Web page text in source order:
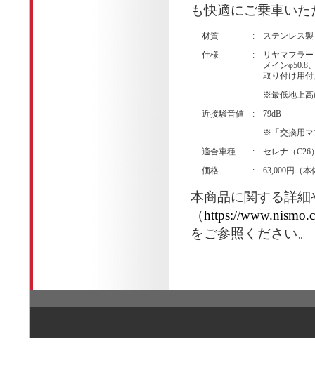
も快適にご乗車い
材質 :
ステンレス製
仕様
:
リヤマフラ
メインφ50.8
取り付け用
※最低地上高
近接騒音値
:
79dB
※「交換用マ
適合車種
:
セレナ（
価格
: 63,000円（本
本商品に関する詳
（https://
をご参照ください。